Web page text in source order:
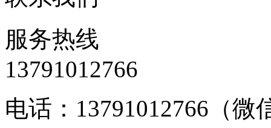
服务热线
13791012766
电话：13791012766（微